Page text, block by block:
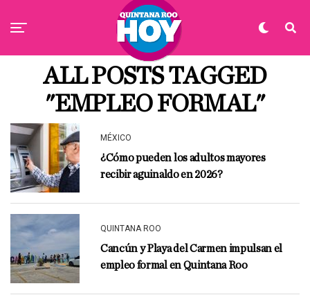
ALL POSTS TAGGED
"EMPLEO FORMAL"
MÉXICO
¿Cómo pueden los adultos mayores
recibir aguinaldo en 2026?
QUINTANA ROO
Cancún y Playa del Carmen impulsan el
empleo formal en Quintana Roo